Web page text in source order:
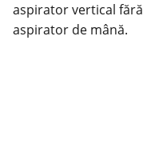
aspirator vertical
aspirator de mână.